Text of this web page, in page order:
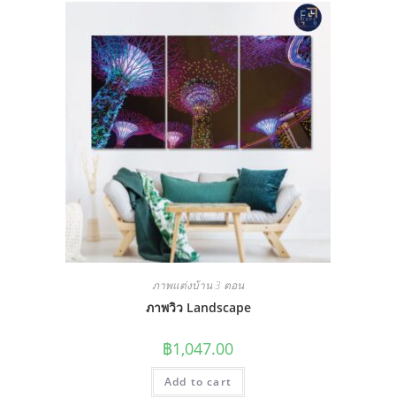
ภาพแต่งบ้าน 3 ตอน
ภาพวิว Landscape
฿1,047.00
Add to cart